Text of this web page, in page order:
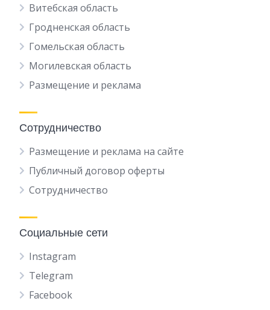
Витебская область
Гродненская область
Гомельская область
Могилевская область
Размещение и реклама
Сотрудничество
Размещение и реклама на сайте
Публичный договор оферты
Сотрудничество
Социальные сети
Instagram
Telegram
Facebook